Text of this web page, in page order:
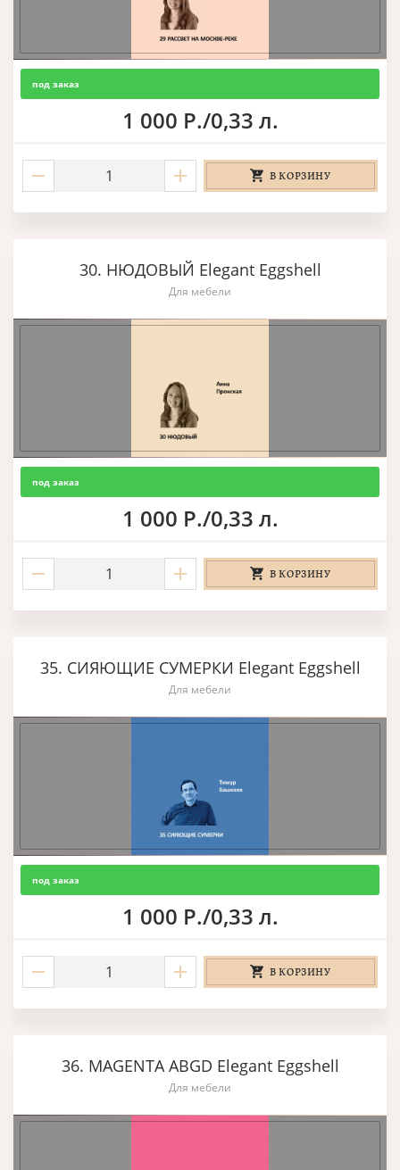
под заказ
1 000 Р./0,33 л.
В КОРЗИНУ
30. НЮДОВЫЙ Elegant Eggshell
Для мебели
под заказ
1 000 Р./0,33 л.
В КОРЗИНУ
35. СИЯЮЩИЕ СУМЕРКИ Elegant Eggshell
Для мебели
под заказ
1 000 Р./0,33 л.
В КОРЗИНУ
36. MAGENTA ABGD Elegant Eggshell
Для мебели